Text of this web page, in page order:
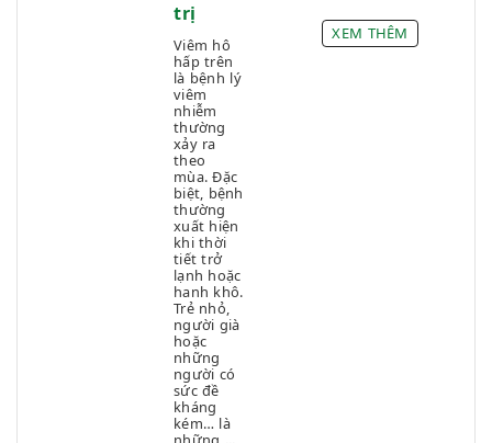
trị
Viêm hô
hấp trên
là bệnh lý
viêm
nhiễm
thường
xảy ra
theo
mùa. Đặc
biệt, bệnh
thường
xuất hiện
khi thời
tiết trở
lạnh hoặc
hanh khô.
Trẻ nhỏ,
người già
hoặc
những
người có
sức đề
kháng
kém… là
XEM THÊM